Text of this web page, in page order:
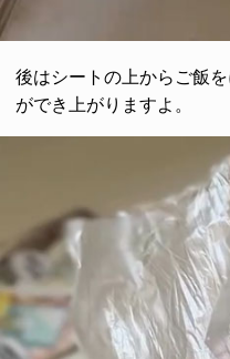
後はシートの上からご飯
ができ上がりますよ。